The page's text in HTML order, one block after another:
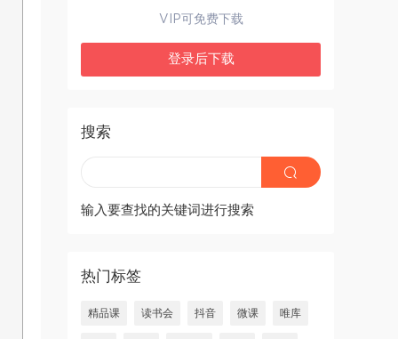
VIP可免费下载
登录后下载
搜索
输入要查找的关键词进行搜索
热门标签
精品课 读书会 抖音 微课 唯库